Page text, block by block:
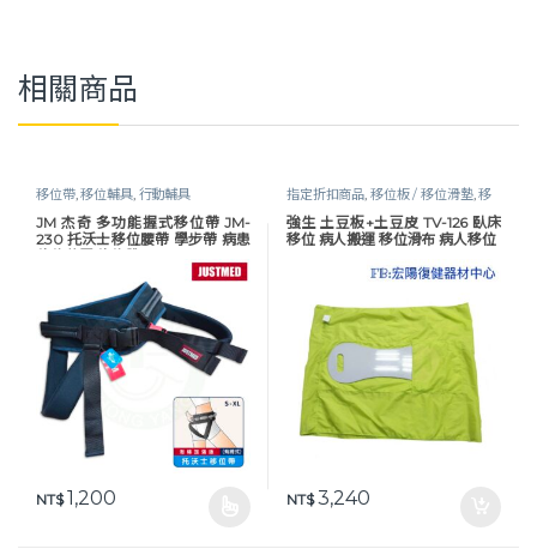
相關商品
移位帶,移位輔具, 行動輔具
JM 杰奇 多功能握式移位帶 JM-
230 托沃士移位腰帶 學步帶 病患
NT$1,200
指定折扣商品, 移位板 / 移位滑墊,移
位輔具 , 行動輔具
強生 土豆板+土豆皮 TV-126 臥床
移位 病人搬運 移位滑布 病人移位
NT$3,240